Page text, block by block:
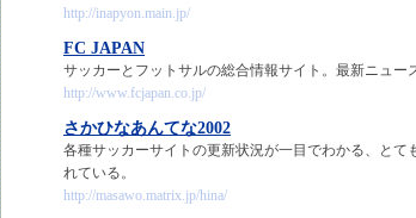
http://inapyon.main.jp/
FC JAPAN
サッカーとフットサルの総合情報サイト。最新ニュー
http://www.fcjapan.co.jp/
さかひなあんてな2002
各種サッカーサイトの更新状況が一目でわかる、と
れている。
http://masawo.matrix.jp/hina/